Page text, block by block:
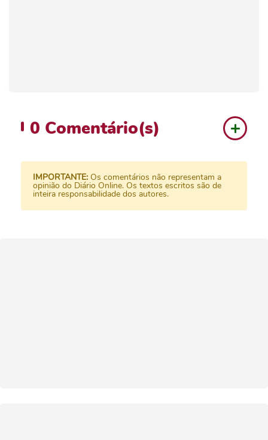
0 Comentário(s)
IMPORTANTE: Os comentários não representam a
opinião do Diário Online. Os textos escritos são de
inteira responsabilidade dos autores.